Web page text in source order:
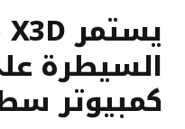
السيطرة
كمبيوتر